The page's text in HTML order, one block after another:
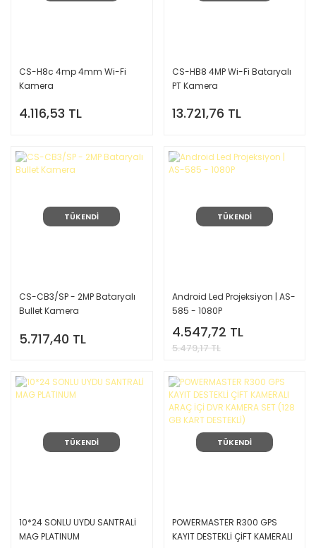
CS-H8c 4mp 4mm Wi-Fi
Kamera
4.116,53 TL
CS-HB8 4MP Wi-Fi Bataryalı
PT Kamera
13.721,76 TL
TÜKENDİ
CS-CB3/SP - 2MP Bataryalı
Bullet Kamera
5.717,40 TL
TÜKENDİ
Android Led Projeksiyon | AS-
585 - 1080P
4.547,72 TL
5.479,17 TL
TÜKENDİ
10*24 SONLU UYDU SANTRALİ
MAG PLATINUM
TÜKENDİ
POWERMASTER R300 GPS
KAYIT DESTEKLİ ÇİFT KAMERALI